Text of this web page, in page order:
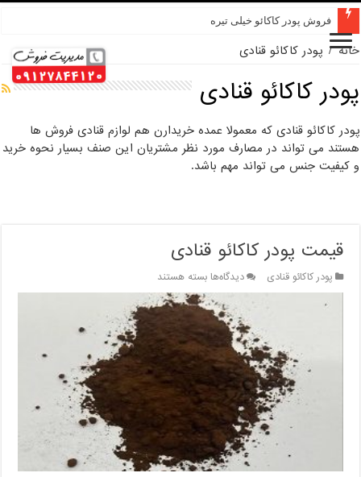
فروش پودر کاکائو خیلی تیره
خانه / پودر کاکائو قنادی
پودر کاکائو قنادی
پودر کاکائو قنادی که معمولا عمده خریدارن هم لوازم قنادی فروش ها
هستند می تواند در مصارف مورد نظر مشتریان این صنف بسیار نحوه خرید
و کیفیت جنس می تواند مهم باشد.
قیمت پودر کاکائو قنادی
پودر کاکائو قنادی دیدگاه‌هابرای
قیمت
پودر
کاکائو
قنادی
بسته هستند